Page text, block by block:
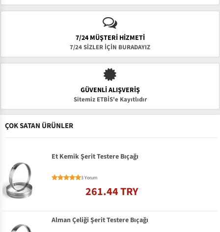
7/24 MÜŞTERİ HİZMETİ
7/24 SİZLER İÇİN BURADAYIZ
GÜVENLI ALIŞVERIŞ
Sitemiz ETBİS'e Kayıtlıdır
ÇOK SATAN ÜRÜNLER
Et Kemik Şerit Testere Bıçağı
3 Yorum
261.44 TRY
Alman Çeliği Şerit Testere Bıçağı